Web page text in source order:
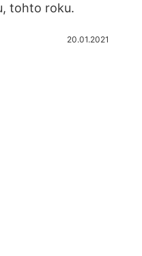
tohto roku.
20.01.2021